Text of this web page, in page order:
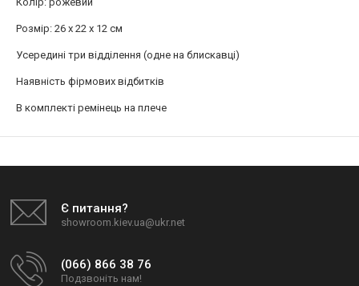
Розмір: 26 x 22 x 12 см
Усередині три відділення (одне на блискавці)
Наявність фірмових відбитків
В комплекті ремінець на плече
Є питання?
showroom.kiev.ua@ukr.net
(066) 866 38 76
Подзвоніть нам!